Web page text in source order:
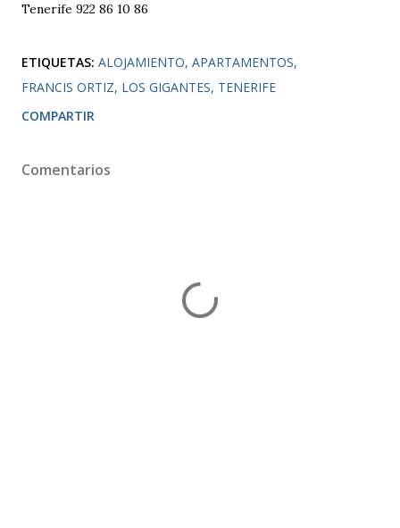
Tenerife 922 86 10 86
ETIQUETAS: ALOJAMIENTO APARTAMENTOS
FRANCIS ORTIZ LOS GIGANTES TENERIFE
COMPARTIR
Comentarios